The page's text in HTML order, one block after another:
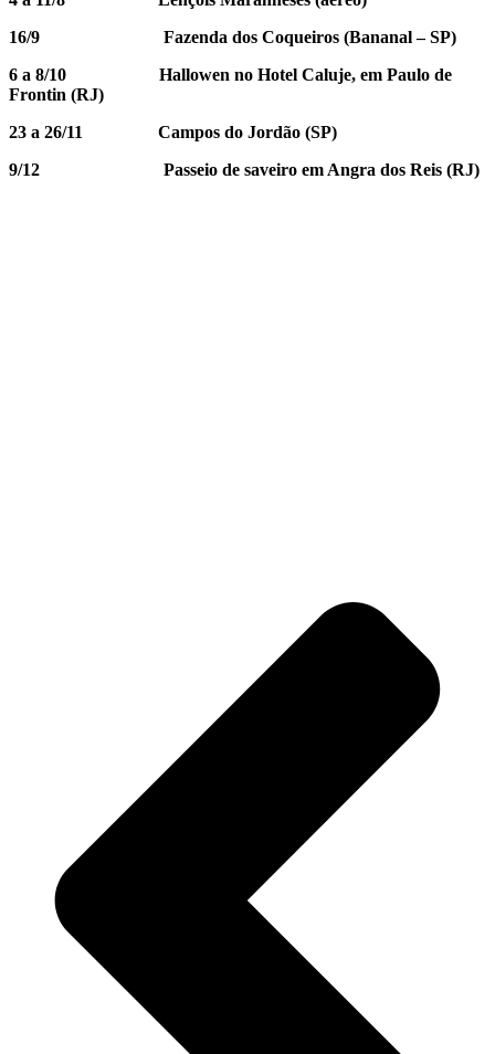
16/9 Fazenda dos Coqueiros (Bananal – SP)
6 a 8/10 Hallowen no Hotel Caluje, em Paulo de
Frontin (RJ)
23 a 26/11 Campos do Jordão (SP)
9/12 Passeio de saveiro em Angra dos Reis (RJ)